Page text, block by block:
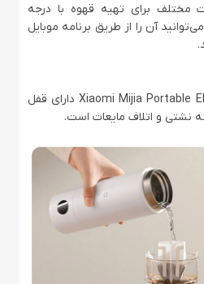
مختلف برای تهیه قهوه با درجه
آن را از طریق برنامه موبایل
ایمنی: فلاسک Xiaomi Mijia Portable Electric Cup 2 دارای قفل
نشتی و اتلاف مایعات است.